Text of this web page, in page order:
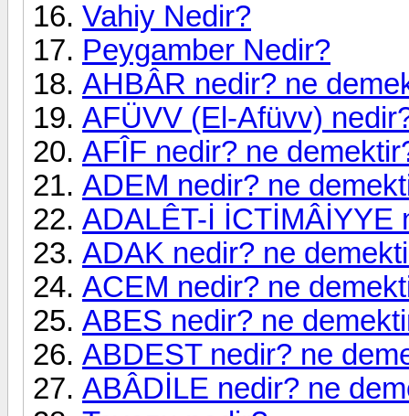
Vahiy Nedir?
Peygamber Nedir?
AHBÂR nedir? ne
AFÜVV (El-Afüvv)
AFÎF nedir? ne
ADEM nedir? ne
ADALÊT-İ İCTİMÂİYYE
ADAK nedir? ne
ACEM nedir? ne
ABES nedir? ne
ABDEST nedir? ne
ABÂDİLE nedir? ne